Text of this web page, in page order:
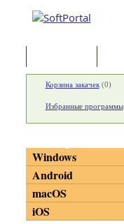
Корзина закачек(0)
Избранные программы
Windows
Android
macOS
iOS